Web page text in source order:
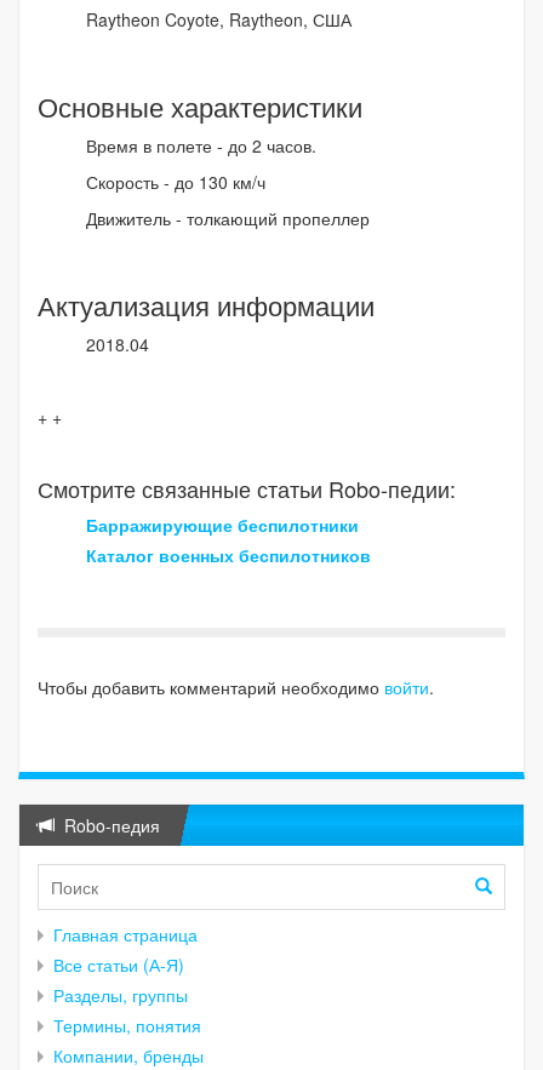
Raytheon Coyote, Raytheon, США
Основные характеристики
Время в полете - до 2 часов.
Скорость - до 130 км/ч
Движитель - толкающий пропеллер
Актуализация информации
2018.04
+ +
Смотрите связанные статьи Robo-педии:
Барражирующие беспилотники
Каталог военных беспилотников
Чтобы добавить комментарий необходимо войти.
Robo-педия
Главная страница
Все статьи (А-Я)
Разделы, группы
Термины, понятия
Компании, бренды